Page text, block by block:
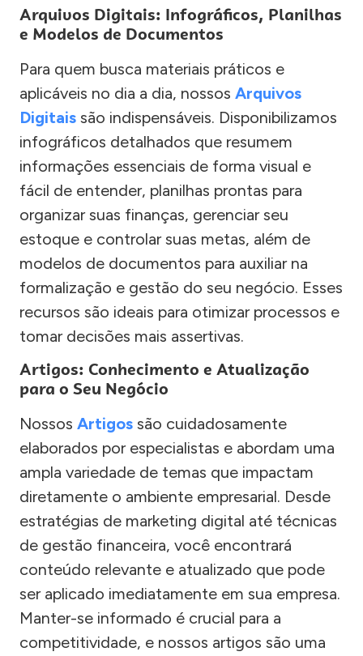
Arquivos Digitais: Infográficos, Planilhas
e Modelos de Documentos
Para quem busca materiais práticos e
aplicáveis no dia a dia, nossos Arquivos
Digitais são indispensáveis. Disponibilizamos
infográficos detalhados que resumem
informações essenciais de forma visual e
fácil de entender, planilhas prontas para
organizar suas finanças, gerenciar seu
estoque e controlar suas metas, além de
modelos de documentos para auxiliar na
formalização e gestão do seu negócio. Esses
recursos são ideais para otimizar processos e
tomar decisões mais assertivas.
Artigos: Conhecimento e Atualização
para o Seu Negócio
Nossos Artigos são cuidadosamente
elaborados por especialistas e abordam uma
ampla variedade de temas que impactam
diretamente o ambiente empresarial. Desde
estratégias de marketing digital até técnicas
de gestão financeira, você encontrará
conteúdo relevante e atualizado que pode
ser aplicado imediatamente em sua empresa.
Manter-se informado é crucial para a
competitividade, e nossos artigos são uma